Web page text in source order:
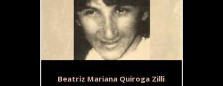
Beatriz Mariana Quiroga Zilli